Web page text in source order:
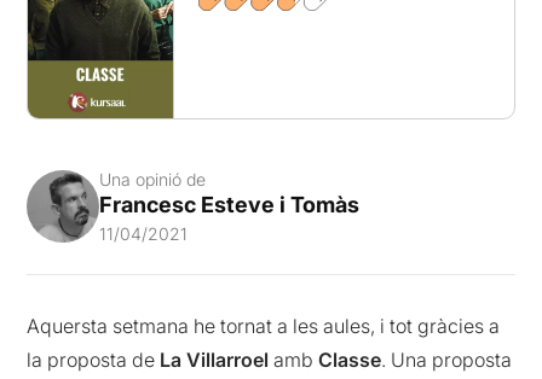
Una opinió de
Francesc Esteve i Tomàs
11/04/2021
Aquersta setmana he tornat a les aules, i tot gràcies a
la proposta de La Villarroel ambClasse. Una proposta